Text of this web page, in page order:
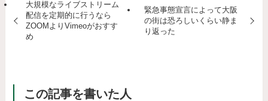
大規模なライブストリーム
配信を定期的に行うなら
ZOOMよりVimeoがおすす
め
緊急事態宣言によって大阪
の街は恐ろしいくらい静ま
り返った
この記事を書いた人